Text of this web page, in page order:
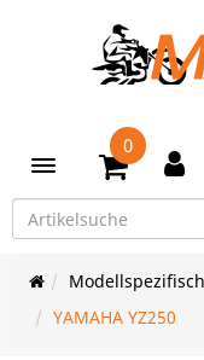
Toggle navigation
0
YAMAHA YZ250